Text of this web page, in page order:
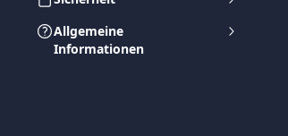
Allgemeine
Informationen